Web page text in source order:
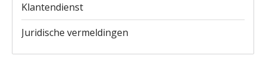
Klantendienst
Juridische vermeldingen